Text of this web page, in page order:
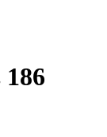
186